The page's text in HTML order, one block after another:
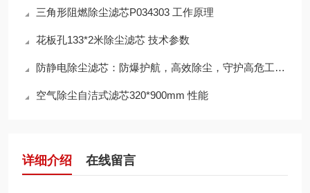
三角形阻燃除尘滤芯P034303 工作原理
花板孔133*2米除尘滤芯 技术参数
防静电除尘滤芯：防爆护航，高效除尘，守护高危工况安全
空气除尘自洁式滤芯320*900mm 性能
详细介绍 在线留言